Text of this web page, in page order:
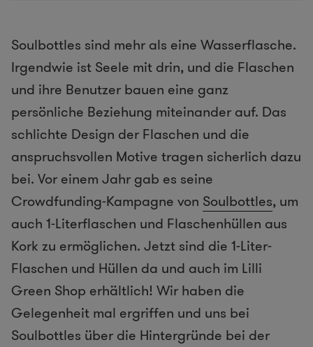
Soulbottles sind mehr als eine Wasserflasche.
Irgendwie ist Seele mit drin, und die Flaschen
und ihre Benutzer bauen eine ganz
persönliche Beziehung miteinander auf. Das
schlichte Design der Flaschen und die
anspruchsvollen Motive tragen sicherlich dazu
bei. Vor einem Jahr gab es seine
Crowdfunding-Kampagne von Soulbottles, um
auch 1-Literflaschen und Flaschenhüllen aus
Kork zu ermöglichen. Jetzt sind die 1-Liter-
Flaschen und Hüllen da und auch im Lilli
Green Shop erhältlich! Wir haben die
Gelegenheit mal ergriffen und uns bei
Soulbottles über die Hintergründe bei der